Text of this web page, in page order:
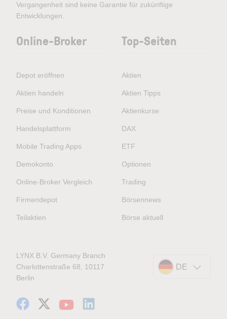
Vergangenheit sind keine Garantie für zukünftige
Entwicklungen.
Online-Broker
Depot eröffnen
Aktien handeln
Preise und Konditionen
Handelsplattform
Mobile Trading Apps
Demokonto
Online-Broker Vergleich
Firmendepot
Teilaktien
Top-Seiten
Aktien
Aktien Tipps
Aktienkurse
DAX
ETF
Optionen
Trading
Börsennews
Börse aktuell
LYNX B.V. Germany Branch
Charlottenstraße 68, 10117
Berlin
DE